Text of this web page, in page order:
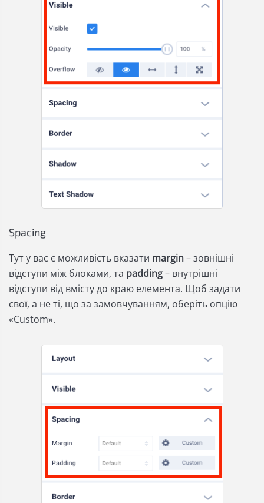
Spacing
Тут у вас є можливість вказати margin– зовнішні
відступи між блоками, та padding– внутрішні
відступи від вмісту до краю елемента. Щоб задати
свої, а не ті, що за замовчуванням, оберіть опцію
«Custom».